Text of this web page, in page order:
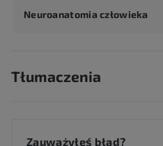
Neuroanatomia człowieka
Tłumaczenia
Zauważyłeś błąd?